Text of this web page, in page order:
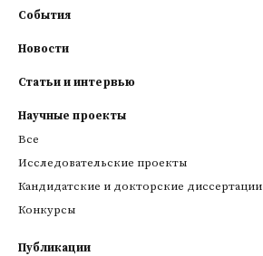
События
Новости
Статьи и интервью
Научные проекты
Все
Исследовательские проекты
Кандидатские и докторские диссертации
Конкурсы
Публикации